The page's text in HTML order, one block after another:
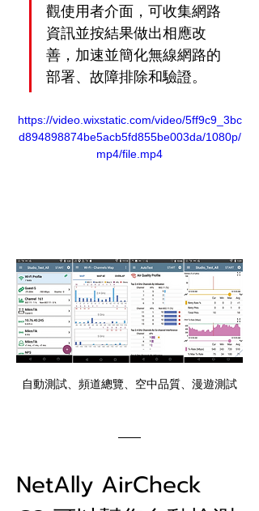
觀使用者介面，可收集網路
資訊並按結果做出相應改
善，加速並簡化無線網路的
部署、故障排除和驗證。
https://video.wixstatic.com/video/5ff9c9_3bc
d894898874be5acb5fd855be003da/1080p/
mp4/file.mp4
自動測試、頻道總覽、空中品質、漫遊測試
NetAlly AirCheck